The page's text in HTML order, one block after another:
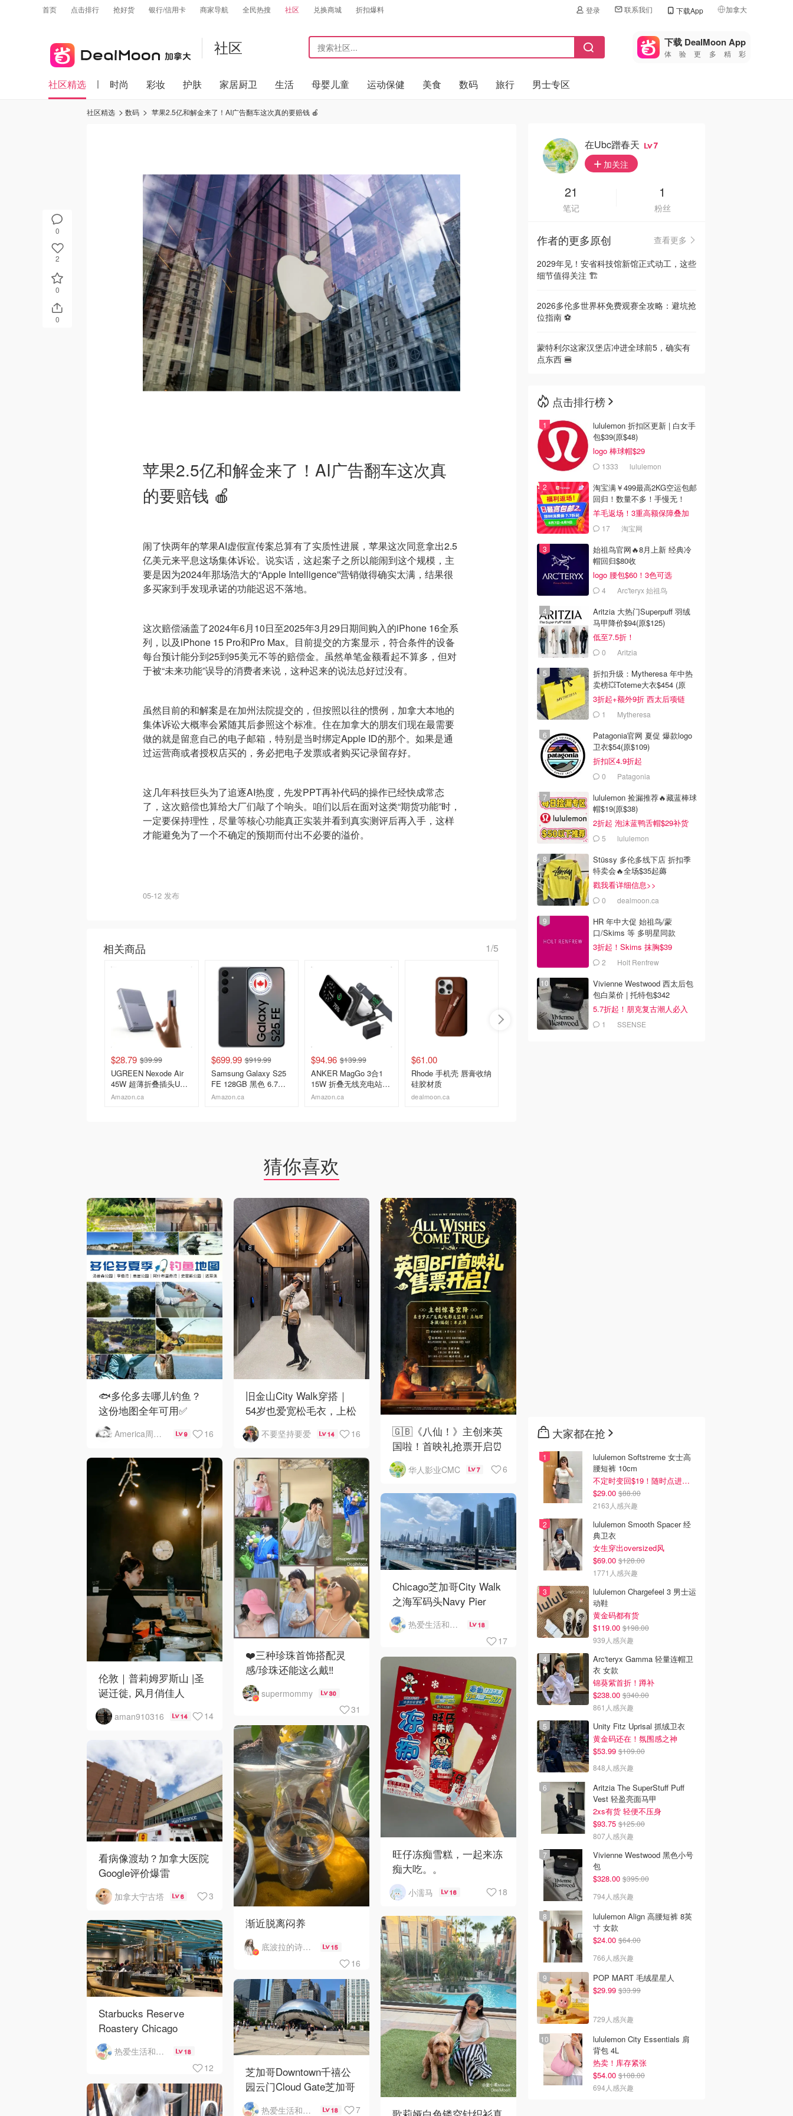
首页 点击排行 抢好货 银行/信用卡 商家导航 全民热搜 社区 兑换商城 折扣爆料 登录 联系我们 下载App 加拿大
🇺🇸
美国
🇨🇳中国
🇦🇺
🇳🇿新西兰
社区 下载 DealMoon App
体验更多精彩
社区精选 时尚 彩妆 护肤 家居厨卫 生活 母婴儿童 运动保健 美食 数码 旅行 男士专区
0
2
0
0
社区精选 数码 苹果2.5亿和解金来了！AI广告翻车这次真的要赔钱 🍎
苹果2.5亿和解金来了！AI广告翻车这次真
的要赔钱 🍎
闹了快两年的苹果AI虚假宣传案总算有了实质性进展，苹果这次同意拿出2.5
亿美元来平息这场集体诉讼。说实话，这起案子之所以能闹到这个规模，主
要是因为2024年那场浩大的“Apple Intelligence”营销做得确实太满，结果很
多买家到手发现承诺的功能迟迟不落地。
这次赔偿涵盖了2024年6月10日至2025年3月29日期间购入的iPhone 16全系
列，以及iPhone 15 Pro和Pro Max。目前提交的方案显示，符合条件的设备
每台预计能分到25到95美元不等的赔偿金。虽然单笔金额看起不算多，但对
于被“未来功能”误导的消费者来说，这种迟来的说法总好过没有。
虽然目前的和解案是在加州法院提交的，但按照以往的惯例，加拿大本地的
集体诉讼大概率会紧随其后参照这个标准。住在加拿大的朋友们现在最需要
做的就是留意自己的电子邮箱，特别是当时绑定Apple ID的那个。如果是通
过运营商或者授权店买的，务必把电子发票或者购买记录留存好。
这几年科技巨头为了追逐AI热度，先发PPT再补代码的操作已经快成常态
了，这次赔偿也算给大厂们敲了个响头。咱们以后在面对这类“期货功能”时，
一定要保持理性，尽量等核心功能真正实装并看到真实测评后再入手，这样
才能避免为了一个不确定的预期而付出不必要的溢价。
05-12 发布
相关商品 1/5
$28.79 $39.99
UGREEN Nexode Air
45W 超薄折叠插头USB
C充电器 灰色
Amazon.ca
$699.99 $919.99
Samsung Galaxy S25
FE 128GB 黑色 6.7英
寸 AMOLED 50MP
Amazon.ca
$94.96 $139.99
ANKER MagGo 3合1
15W 折叠无线充电站
黑色
Amazon.ca
$61.00
Rhode 手机壳 唇膏收纳
硅胶材质
dealmoon.ca
猜你喜欢
🐟多伦多去哪儿钓鱼？
这份地图全年可用✅
America周末快讯 9 16
旧金山City Walk穿搭｜
54岁也爱宽松毛衣，上松
下紧真的很救比例
不要坚持要爱 14 16
🇬🇧《八仙！》主创来英
国啦！首映礼抢票开启⏰
华人影业CMC 7 6
伦敦｜普莉姆罗斯山 |圣
诞迁徙, 风月俏佳人
aman910316 14 14
❤️三种珍珠首饰搭配灵
感/珍珠还能这么戴‼️
supermommy 30
31
Chicago芝加哥City Walk
之海军码头Navy Pier
热爱生活和自由的轻舞飞扬 18
17
旺仔冻痴雪糕，一起来冻
痴大吃。。
小濡马 16 18
渐近脱离闷养
底波拉的诗与歌 15
16
看病像渡劫？加拿大医院
Google评价爆雷
加拿大宁古塔 6 3
Starbucks Reserve
Roastery Chicago
热爱生活和自由的轻舞飞扬 18
12
芝加哥Downtown千禧公
园云门Cloud Gate芝加哥
河街景❤️鳞次栉比的高楼
热爱生活和自由的轻舞飞扬 18 7
在ubc蹭春天 7
加关注
21
笔记
1
粉丝
作者的更多原创
查看更多
2029年见！安省科技馆新馆正式动工，这些
细节值得关注 🏗️
2026多伦多世界杯免费观赛全攻略：避坑抢
位指南 ⚽️
蒙特利尔这家汉堡店冲进全球前5，确实有
点东西 🍔
点击排行榜
lululemon 折扣区更新 | 白女手
包$39(原$48)
logo 棒球帽$29
1333 lululemon
淘宝满￥499最高2KG空运包邮
回归！数量不多！手慢无！
羊毛返场！3重高额保障叠加
17 淘宝网
始祖鸟官网🔥8月上新 经典冷
帽回归$80收
logo 腰包$60！3色可选
4 Arc'teryx 始祖鸟
Aritzia 大热门Superpuff 羽绒
马甲降价$94(原$125)
低至7.5折！
0 Aritzia
折扣升级：Mytheresa 年中热
卖榜💥Toteme大衣$454 (原
$1260)
3折起+额外9折 西太后项链
$1541 Mytheresa
Patagonia官网 夏促 爆款logo
卫衣$54(原$109)
折扣区4.9折起
0 Patagonia
lululemon 捡漏推荐🔥藏蓝棒球
帽$19(原$38)
2折起 泡沫蓝鸭舌帽$29补货
5 lululemon
Stüssy 多伦多线下店 折扣季
特卖会🔥全场$35起薅
戳我看详细信息>>
0 dealmoon.ca
HR 年中大促 始祖鸟/蒙
口/Skims 等 多明星同款
3折起！Skims 抹胸$39
2 Holt Renfrew
Vivienne Westwood 西太后包
包白菜价 | 托特包$342
5.7折起！朋克复古潮人必入
1 SSENSE
大家都在抢
lululemon Softstreme 女士高
腰短裤 10cm
不定时变回$19！随时点进来看
$29.00 $88.00
2163人感兴趣
lululemon Smooth Spacer 经
典卫衣
女生穿出oversized风
$69.00 $128.00
1771人感兴趣
lululemon Chargefeel 3 男士运
动鞋
黄金码都有货
$119.00 $198.00
939人感兴趣
Arc'teryx Gamma 轻量连帽卫
衣 女款
锦葵紫首折！蹲补
$238.00 $340.00
861人感兴趣
Unity Fitz Uprisal 抓绒卫衣
黄金码还在！氛围感之神
$53.99 $109.00
848人感兴趣
Aritzia The SuperStuff Puff
Vest 轻盈亮面马甲
2xs有货 轻便不压身
$93.75 $125.00
807人感兴趣
Vivienne Westwood 黑色小号
包
$328.00 $395.00
794人感兴趣
lululemon Align 高腰短裤 8英
寸 女款
$24.00 $64.00
766人感兴趣
POP MART 毛绒星星人
$29.99 $33.99
729人感兴趣
lululemon City Essentials 肩
背包 4L
热卖！库存紧张
$54.00 $108.00
694人感兴趣